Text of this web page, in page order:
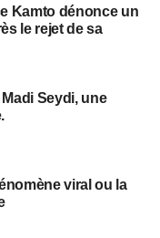
Kamto dénonce un
le rejet de sa
Seydi, une
viral ou la